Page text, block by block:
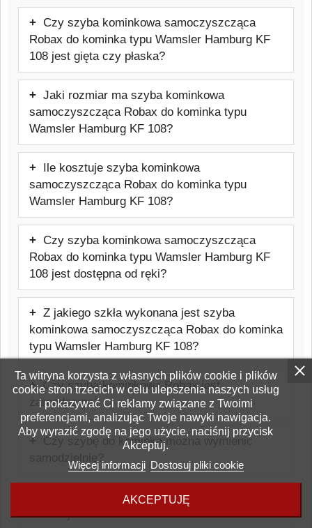
Ta witryna korzysta z własnych plików cookie i plików
cookie stron trzecich w celu ulepszenia naszych usług
i pokazywać Ci reklamy związane z Twoimi
preferencjami, analizując Twoje nawyki nawigacja.
Aby wyrazić zgodę na jego użycie, naciśnij przycisk
Akceptuj.
Więcej informacji Dostosuj pliki cookie
AKCEPTUJĘ
sprawdzić dokładny model urządzenia,
aby uniknąć pomyłki.
Najpewniejszym sposobem jest
sprawdzenie tabliczki znamionowej pieca
lub dokumentacji technicznej urządzenia.
Warto też skontaktować się z
producentem lub sprzedawcą urządzenia
w celu weryfikacji potrzebnych informacji.
Czy szyba kominkowa samoczyszcząca
Robax do kominka typu Wamsler Hamburg KF
108 jest gięta czy płaska?
Ten model szyby jest to szyba kominkowa
płaska, dopasowana do danego frontu
pieca. Typ szyby: Żaroodporna
samoczyszcząca do 800 °C
Jaki rozmiar ma szyba kominkowa
samoczyszcząca Robax do kominka typu
Wamsler Hamburg KF 108?
Szyba kominkowa samoczyszcząca
Robax do kominka typu Wamsler
Hamburg KF 108 ma rozmiar: 320x320
Ile kosztuje szyba kominkowa
samoczyszcząca Robax do kominka typu
Wamsler Hamburg KF 108?
Cena: 215,04 zł brutto.
Czy szyba kominkowa samoczyszcząca
Robax do kominka typu Wamsler Hamburg KF
108 jest dostępna od ręki?
Produkt jest wykonywany na indywidualne
zamówienie, dlatego nie jest produktem
magazynowym dostępnym od ręki.
Z jakiego szkła wykonana jest szyba
kominkowa samoczyszcząca Robax do kominka
typu Wamsler Hamburg KF 108?
Szyba wykonana jest ze szkła
ceramicznego Schott Robax, odpornego
na temperatury do około 800°C,
stosowanego w kominkach i piecach.
Czy szyba kominkowa Robax jest
żaroodporna?
Tak, jest to szkło żaroodporne
przeznaczone do kominków i pieców.
Wytrzymuje temperatury do około 800°C.
Czy szybę do kominka można wymienić
samodzielnie?
W wielu przypadkach wymiana jest
możliwa samodzielnie, jednak należy
zachować ostrożność i stosować się do
Dlaczego szyba w kominku pęka lub
czernieje?